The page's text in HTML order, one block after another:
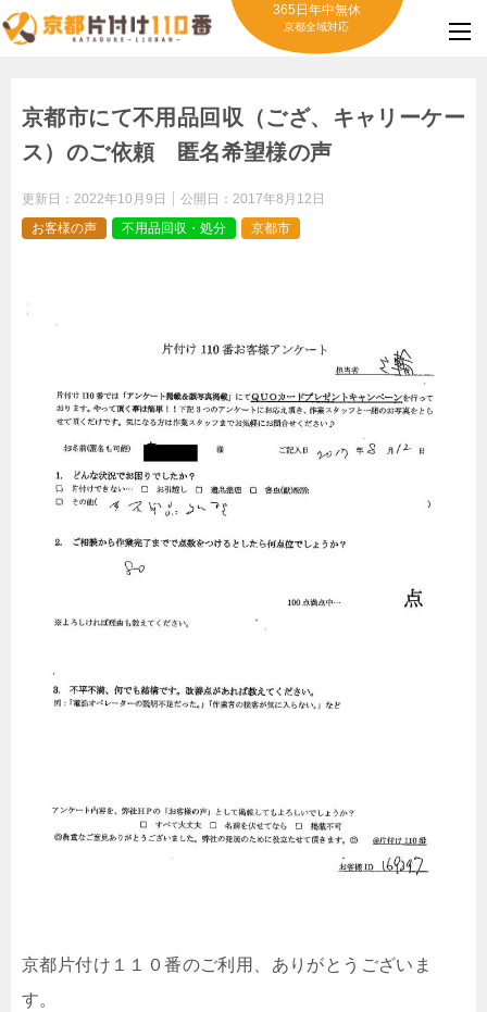
365日年中無休
京都全域対応
京都市にて不用品回収（ござ、キャリーケー
ス）のご依頼 匿名希望様の声
更新日： 2022年10月9日 公開日： 2017年8月12日
お客様の声
不用品回収・処分 京都市
京都片付け１１０番のご利用、ありがとうございま
す。